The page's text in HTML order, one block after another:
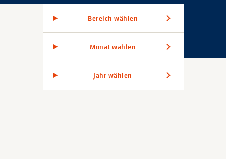
Bereich wählen
Monat wählen
Jahr wählen